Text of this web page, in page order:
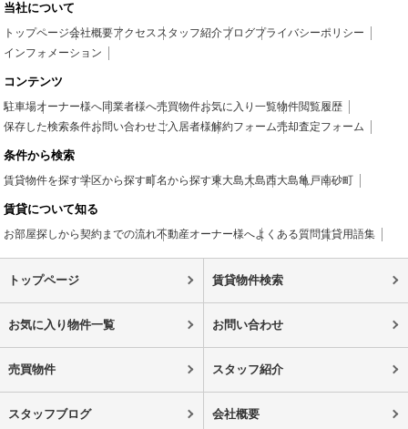
当社について
トップページ会社概要アクセススタッフ紹介ブログプライバシーポリシー
インフォメーション
コンテンツ
駐車場オーナー様へ同業者様へ売買物件お気に入り一覧物件閲覧履歴
保存した検索条件お問い合わせご入居者様解約フォーム売却査定フォーム
条件から検索
賃貸物件を探す学区から探す町名から探す東大島大島西大島亀戸南砂町
賃貸について知る
お部屋探しから契約までの流れ不動産オーナー様へよくある質問賃貸用語集
トップページ 賃貸物件検索
お気に入り物件一覧 お問い合わせ
売買物件 スタッフ紹介
スタッフブログ 会社概要